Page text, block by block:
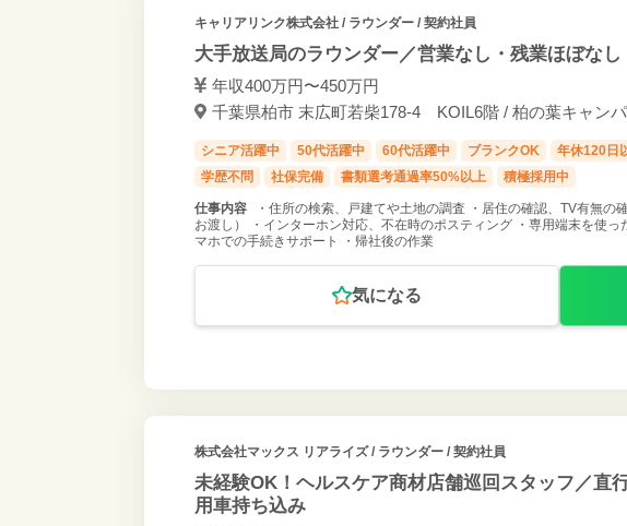
キャリアリンク株式会社/ ラウンダー / 契約社員
大手放送局のラウンダー／営業なし・残業ほぼなし
年収400万円〜450万円
千葉県柏市 末広町若柴178-4 KOIL6階 / 柏の葉キャン
シニア活躍中 50代活躍中 60代活躍中 ブランクOK 年休120日
学歴不問
社保完備 書類選考通過率50%以上 積極採用中
仕事内容
・住所の検索、戸建てや土地の調査 ・居住の確認、TV有無
お渡し） ・インターホン対応、不在時のポスティング ・専用端末を使
マホでの手続きサポート ・帰社後の作業
気になる
株式会社マックス リアライズ/ ラウンダー / 契約社員
未経験OK！ヘルスケア商材店舗巡回スタッフ／直
用車持ち込み